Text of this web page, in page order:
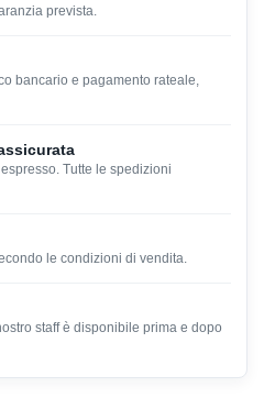
prevista.
bancario e pagamento rateale,
Tutte le spedizioni
le condizioni di vendita.
staff è disponibile prima e dopo